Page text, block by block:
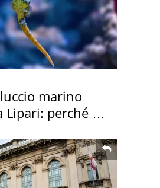
marino
Lipari: perché è